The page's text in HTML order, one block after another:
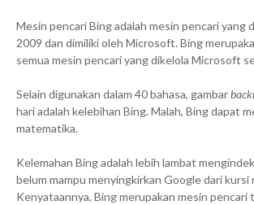
Mesin pencari Bing adalah mesin pencari yang
2009 dan dimiliki oleh Microsoft. Bing
semua mesin pencari yang dikelola Microsoft
Selain digunakan dalam 40 bahasa, gambar
hari adalah kelebihan Bing. Malah, Bing dapat
matematika.
Kelemahan Bing adalah lebih lambat
belum mampu menyingkirkan Google dari kursi
Kenyataannya, Bing merupakan mesin pencari